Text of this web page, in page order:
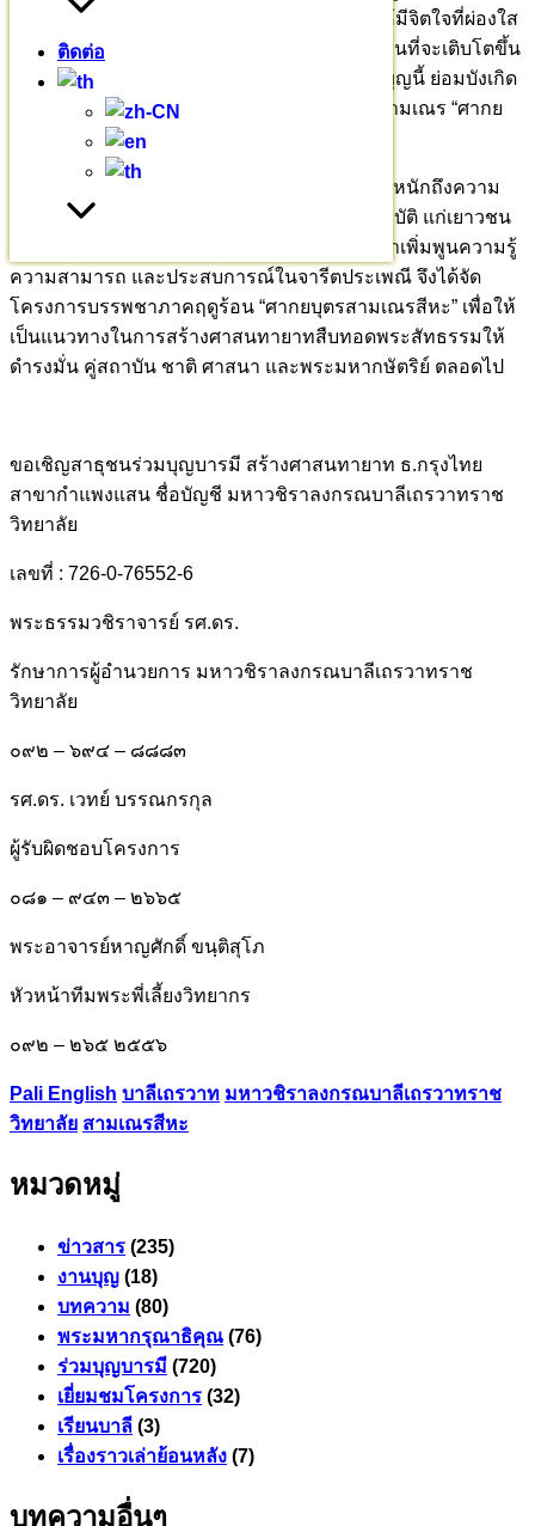
ติดต่อ
จนมุ่งเน้นการฝึกสมาธิ สวดมนต์เจริญภาวนาให้มีจิตใจที่ผ่องใส
มีสติ ปัญญา ซึ่งเป็นพื้นฐานที่มั่นคงของบุตรหลานที่จะเติบโตขึ้น
เป็นทั้งคนเก่งและคนดีในอนาคต อีกทั้งกุศลผลบุญนี้ ย่อมบังเกิด
ขึ้นแก่บิดามารดาและผู้สนับสนุนการบรรพชาสามเณร “ศากย
บุตรสามเณรสีหะ” ทุกคน
มหาวชิราลงกรณบาลีเถรวาทราชวิทยาลัย ตระหนักถึงความ
สำคัญของการปลูกฝังศีลธรรม จรรยา สัมมาปฏิบัติ แก่เยาวชน
ของชาติ โดยเล็งเห็นความสำคัญของการพัฒนาเพิ่มพูนความรู้
ความสามารถ และประสบการณ์ในจารีตประเพณี จึงได้จัด
โครงการบรรพชาภาคฤดูร้อน “ศากยบุตรสามเณรสีหะ” เพื่อให้
เป็นแนวทางในการสร้างศาสนทายาทสืบทอดพระสัทธรรมให้
ดำรงมั่น คู่สถาบัน ชาติ ศาสนา และพระมหากษัตริย์ ตลอดไป
ขอเชิญสาธุชนร่วมบุญบารมี สร้างศาสนทายาท ธ.กรุงไทย
สาขากำแพงแสน ชื่อบัญชี มหาวชิราลงกรณบาลีเถรวาทราช
วิทยาลัย
เลขที่ : 726-0-76552-6
พระธรรม​วชิรา​จารย์​ รศ.ดร.
รักษาการผู้อำนวยการ มหาวชิราลงกรณบาลีเถรวาทราช
วิทยาลัย
๐๙๒ – ๖๙๔ – ๘๘๘๓
รศ.ดร. เวทย์ บรรณกรกุล
ผู้รับผิดชอบโครงการ
๐๘๑ – ๙๔๓ – ๒๖๖๕
พระอาจารย์หาญศักดิ์ ขนฺติสุโภ
หัวหน้าทีมพระพี่เลี้ยงวิทยากร
๐๙๒ – ๒๖๕ ๒๕๕๖
Pali English บาลีเถรวาท มหาวชิราลงกรณ​บาลี​เถรวาท​ราช​
วิทยาลัย​ สามเณรสีหะ
หมวดหมู่
ข่าวสาร (235)
งานบุญ (18)
บทความ (80)
พระมหากรุณาธิคุณ (76)
ร่วมบุญบารมี (720)
เยี่ยมชมโครงการ (32)
เรียนบาลี (3)
เรื่องราวเล่าย้อนหลัง (7)
บทความอื่นๆ